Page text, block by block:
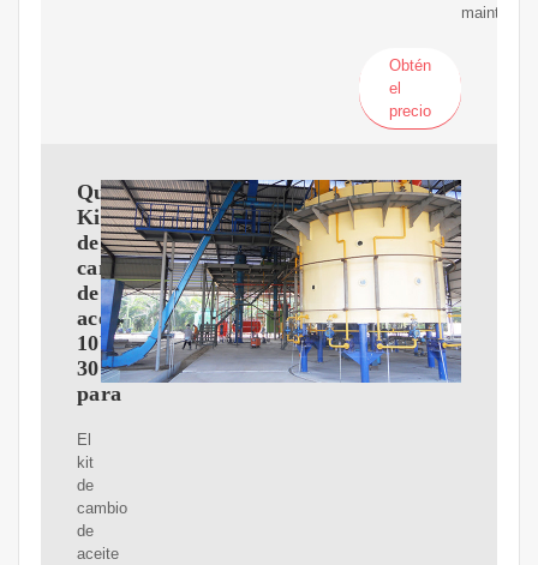
Obtén
el
precio
Quicksilver
Kit
de
cambio
de
aceite
10W-
30
para
El
kit
de
cambio
de
aceite